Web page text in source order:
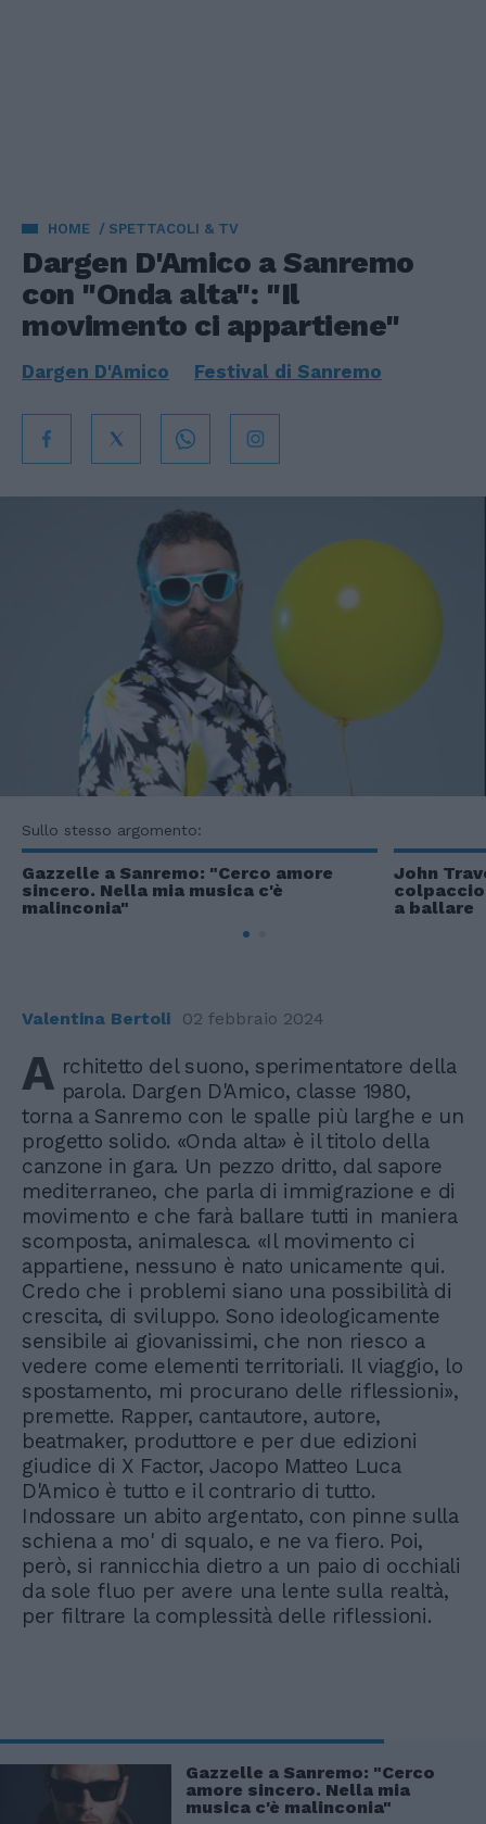
HOME SPETTACOLI & TV
Dargen D'Amico a Sanremo
con "Onda alta": "Il
movimento ci appartiene"
Dargen D'Amico Festival di Sanremo
Sullo stesso argomento:
Gazzelle a Sanremo: "Cerco amore
sincero. Nella mia musica c'è
malinconia"
John
a ballare
Valentina Bertoli 02 febbraio 2024
A rchitetto del suono, sperimentatore della
parola. Dargen D'Amico, classe 1980,
torna a Sanremo con le spalle più larghe e un
progetto solido. «Onda alta» è il titolo della
canzone in gara. Un pezzo dritto, dal sapore
mediterraneo, che parla di immigrazione e di
movimento e che farà ballare tutti in maniera
scomposta, animalesca. «Il movimento ci
appartiene, nessuno è nato unicamente qui.
Credo che i problemi siano una possibilità di
crescita, di sviluppo. Sono ideologicamente
sensibile ai giovanissimi, che non riesco a
vedere come elementi territoriali. Il viaggio, lo
spostamento, mi procurano delle riflessioni»,
premette. Rapper, cantautore, autore,
beatmaker, produttore e per due edizioni
giudice di X Factor, Jacopo Matteo Luca
D'Amico è tutto e il contrario di tutto.
Indossare un abito argentato, con pinne sulla
schiena a mo' di squalo, e ne va fiero. Poi,
però, si rannicchia dietro a un paio di occhiali
da sole fluo per avere una lente sulla realtà,
per filtrare la complessità delle riflessioni.
Gazzelle a Sanremo: "Cerco
amore sincero. Nella mia
musica c'è malinconia"